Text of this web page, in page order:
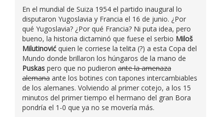
En el mundial de Suiza 1954 el partido inaugural lo
disputaron Yugoslavia y Francia el 16 de junio. ¿Por
qué Yugoslavia? ¿Por qué Francia? Ni puta idea, pero
bueno, la historia dictaminó que fuese el serbio Miloš
Milutinović quien le corriese la telita (?) a esta Copa del
Mundo donde brillaron los húngaros de la mano de
Puskas pero que no pudieron ante la amenaza
alemana ante los botines con tapones intercambiables
de los alemanes. Volviendo al primer cotejo, a los 15
minutos del primer tiempo el hermano del gran Bora
pondría el 1-0 que ya no se movería más.